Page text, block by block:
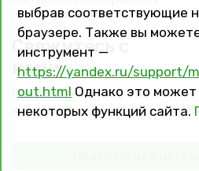
Недоступно в
персональных данных
Свяжитесь с
нами
Контакты
Магазины и филиалы
выбрав соответствующие
браузере. Также вы
инструмент —
https://yandex.ru/support/
out.html Однако это может
некоторых функций сайта.